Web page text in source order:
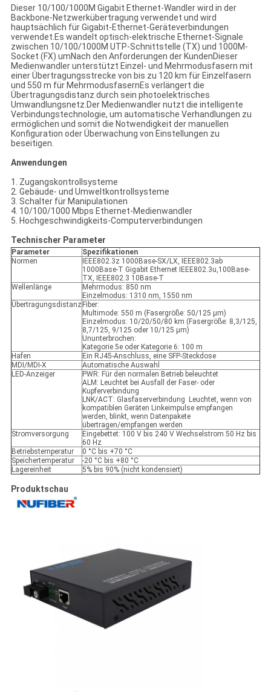
Dieser 10/100/1000M Gigabit Ethernet-Wandler wird in der
Backbone-Netzwerkübertragung verwendet und wird
hauptsächlich für Gigabit-Ethernet-Geräteverbindungen
verwendet.Es wandelt optisch-elektrische Ethernet-Signale
zwischen 10/100/1000M UTP-Schnittstelle (TX) und 1000M-
Socket (FX) umNach den Anforderungen der KundenDieser
Medienwandler unterstützt Einzel- und Mehrmodusfasern mit
einer Übertragungsstrecke von bis zu 120 km für Einzelfasern
und 550 m für MehrmodusfasernEs verlängert die
Übertragungsdistanz durch sein photoelektrisches
Umwandlungsnetz.Der Medienwandler nutzt die intelligente
Verbindungstechnologie, um automatische Verhandlungen zu
ermöglichen und somit die Notwendigkeit der manuellen
Konfiguration oder Überwachung von Einstellungen zu
beseitigen.
Anwendungen
1. Zugangskontrollsysteme
2. Gebäude- und Umweltkontrollsysteme
3. Schalter für Manipulationen
4. 10/100/1000 Mbps Ethernet-Medienwandler
5. Hochgeschwindigkeits-Computerverbindungen
Technischer Parameter
Parameter
Spezifikationen
Normen
IEEE802.3z 1000Base-SX/LX, IEEE802.3ab
1000Base-T Gigabit Ethernet IEEE802.3u,100Base-
TX, IEEE802.3 10Base-T
Wellenlänge
Mehrmodus: 850 nm
Einzelmodus: 1310 nm, 1550 nm
Übertragungsdistanz Fiber:
Multimode: 550 m (Fasergröße: 50/125 μm)
Einzelmodus: 10/20/50/80 km (Fasergröße: 8,3/125,
8,7/125, 9/125 oder 10/125 μm)
Ununterbrochen:
Kategorie 5e oder Kategorie 6: 100 m
Hafen
Ein RJ45-Anschluss, eine SFP-Steckdose
MDI/MDI-X
Automatische Auswahl
LED-Anzeiger
PWR: Für den normalen Betrieb beleuchtet
ALM: Leuchtet bei Ausfall der Faser- oder
Kupferverbindung
LNK/ACT: Glasfaserverbindung ️ Leuchtet, wenn von
kompatiblen Geräten Linkeimpulse empfangen
werden, blinkt, wenn Datenpakete
übertragen/empfangen werden
Stromversorgung
Eingebettet: 100 V bis 240 V Wechselstrom 50 Hz bis
60 Hz
Betriebstemperatur
0 °C bis +70 °C
Speichertemperatur
-20 °C bis +80 °C
Lagereinheit
5% bis 90% (nicht kondensiert)
Produktschau